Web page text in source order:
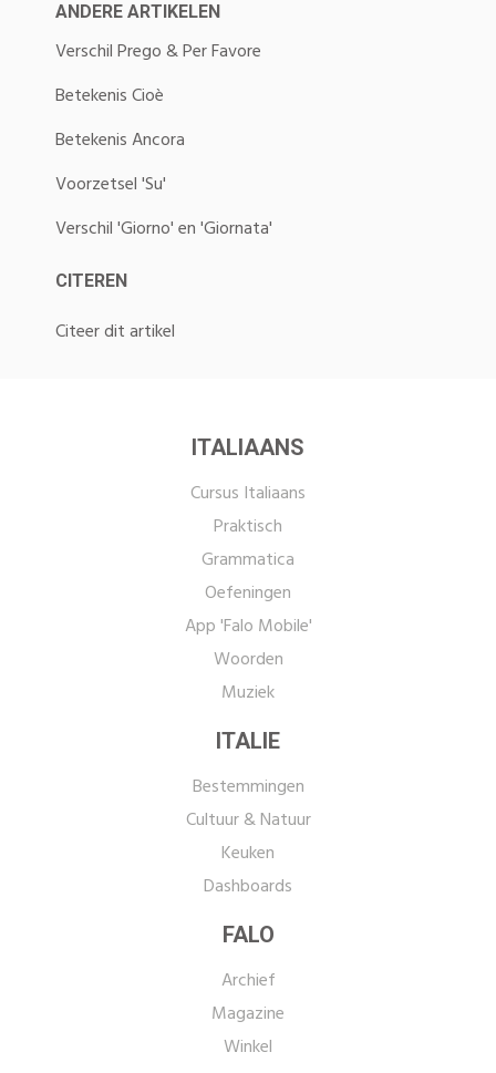
ANDERE ARTIKELEN
Verschil Prego & Per Favore
Betekenis Cioè
Betekenis Ancora
Voorzetsel 'Su'
Verschil 'Giorno' en 'Giornata'
CITEREN
Citeer dit artikel
ITALIAANS
Cursus Italiaans
Praktisch
Grammatica
Oefeningen
App 'Falo Mobile'
Woorden
Muziek
ITALIE
Bestemmingen
Cultuur & Natuur
Keuken
Dashboards
FALO
Archief
Magazine
Winkel